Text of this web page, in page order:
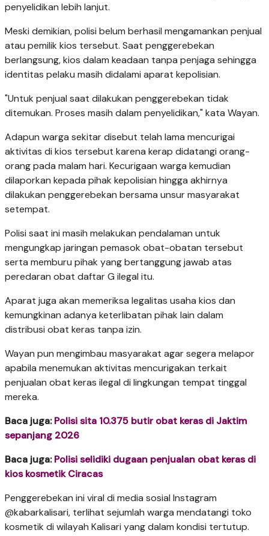
penyelidikan lebih lanjut.
Meski demikian, polisi belum berhasil mengamankan penjual
atau pemilik kios tersebut. Saat penggerebekan
berlangsung, kios dalam keadaan tanpa penjaga sehingga
identitas pelaku masih didalami aparat kepolisian.
"Untuk penjual saat dilakukan penggerebekan tidak
ditemukan. Proses masih dalam penyelidikan," kata Wayan.
Adapun warga sekitar disebut telah lama mencurigai
aktivitas di kios tersebut karena kerap didatangi orang-
orang pada malam hari. Kecurigaan warga kemudian
dilaporkan kepada pihak kepolisian hingga akhirnya
dilakukan penggerebekan bersama unsur masyarakat
setempat.
Polisi saat ini masih melakukan pendalaman untuk
mengungkap jaringan pemasok obat-obatan tersebut
serta memburu pihak yang bertanggung jawab atas
peredaran obat daftar G ilegal itu.
Aparat juga akan memeriksa legalitas usaha kios dan
kemungkinan adanya keterlibatan pihak lain dalam
distribusi obat keras tanpa izin.
Wayan pun mengimbau masyarakat agar segera melapor
apabila menemukan aktivitas mencurigakan terkait
penjualan obat keras ilegal di lingkungan tempat tinggal
mereka.
Baca juga:Polisi sita 10.375 butir obat keras di Jaktim
sepanjang 2026
Baca juga:Polisi selidiki dugaan penjualan obat keras di
kios kosmetik Ciracas
Penggerebekan ini viral di media sosial Instagram
@kabarkalisari, terlihat sejumlah warga mendatangi toko
kosmetik di wilayah Kalisari yang dalam kondisi tertutup.